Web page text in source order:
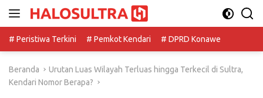
# Peristiwa Terkini
# Pemkot Kendari # DPRD Konawe
Beranda
Urutan Luas Wilayah Terluas hingga Terkecil di Sultra,
Kendari Nomor Berapa?